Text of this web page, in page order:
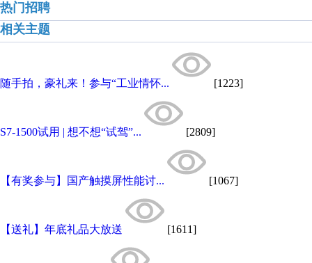
热门招聘
相关主题
随手拍，豪礼来！参与“工业情怀... [1223]
S7-1500试用 | 想不想“试驾”... [2809]
【有奖参与】国产触摸屏性能讨... [1067]
【送礼】年底礼品大放送 [1611]